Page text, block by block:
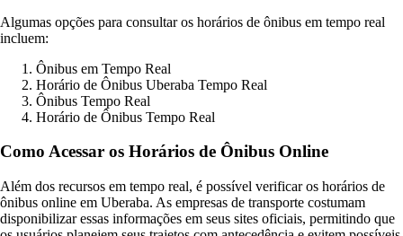
Algumas opções para consultar os horários de ônibus em tempo real
incluem:
Ônibus em Tempo Real
Horário de Ônibus Uberaba Tempo Real
Ônibus Tempo Real
Horário de Ônibus Tempo Real
Como Acessar os Horários de Ônibus Online
Além dos recursos em tempo real, é possível verificar os horários de
ônibus online em Uberaba. As empresas de transporte costumam
disponibilizar essas informações em seus sites oficiais, permitindo que